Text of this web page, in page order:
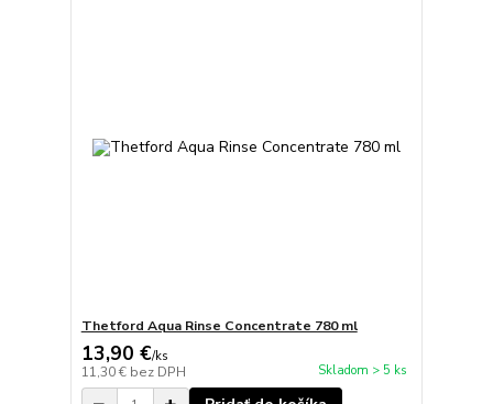
Thetford Aqua Rinse Concentrate 780 ml
13,90 €/ks
11,30 € bez DPH Skladom > 5 ks